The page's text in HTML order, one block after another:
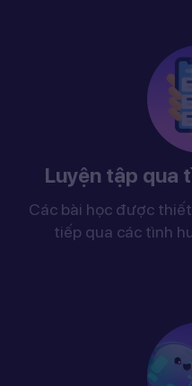
Luyện tập qua
Các bài học được
tiếp qua các tình